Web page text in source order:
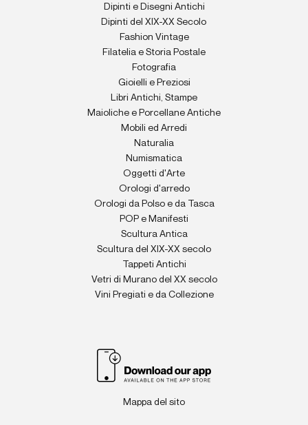
Dipinti e Disegni Antichi
Dipinti del XIX-XX Secolo
Fashion Vintage
Filatelia e Storia Postale
Fotografia
Gioielli e Preziosi
Libri Antichi, Stampe
Maioliche e Porcellane Antiche
Mobili ed Arredi
Naturalia
Numismatica
Oggetti d'Arte
Orologi d'arredo
Orologi da Polso e da Tasca
POP e Manifesti
Scultura Antica
Scultura del XIX-XX secolo
Tappeti Antichi
Vetri di Murano del XX secolo
Vini Pregiati e da Collezione
Mappa del sito